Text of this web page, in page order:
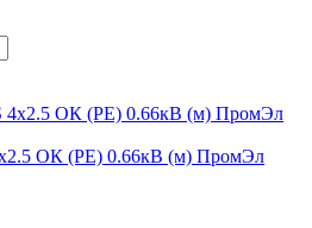
ОК (PE) 0.66кВ (м) ПромЭл